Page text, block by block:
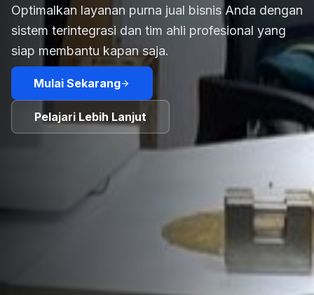
Optimalkan layanan purna jual bisnis Anda dengan
sistem terintegrasi dan tim ahli profesional yang
siap membantu kapan saja.
Mulai Sekarangarrow_forward
Pelajari Lebih Lanjut